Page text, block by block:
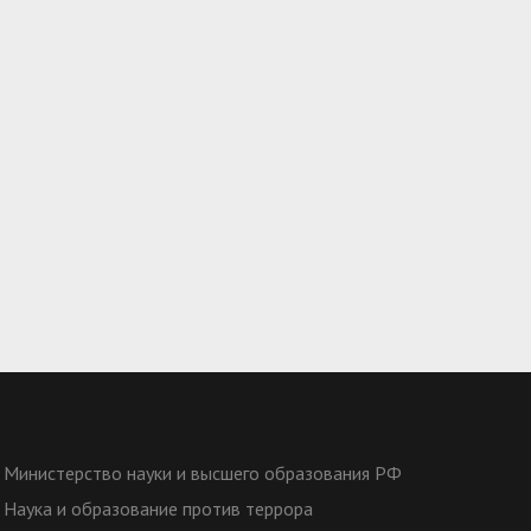
Министерство науки и высшего образования РФ
Наука и образование против террора